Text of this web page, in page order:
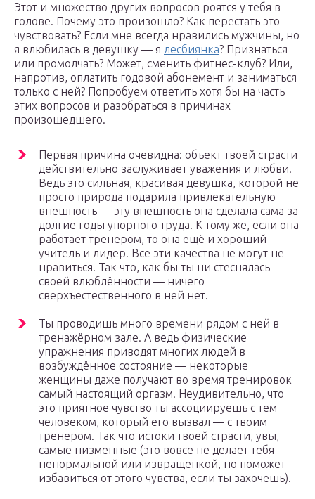
Этот и множество других вопросов роятся у тебя в
голове. Почему это произошло? Как перестать это
чувствовать? Если мне всегда нравились мужчины, но
я влюбилась в девушку — я лесбиянка? Признаться
или промолчать? Может, сменить фитнес-клуб? Или,
напротив, оплатить годовой абонемент и заниматься
только с ней? Попробуем ответить хотя бы на часть
этих вопросов и разобраться в причинах
произошедшего.
Первая причина очевидна: объект твоей страсти
действительно заслуживает уважения и любви.
Ведь это сильная, красивая девушка, которой не
просто природа подарила привлекательную
внешность — эту внешность она сделала сама за
долгие годы упорного труда. К тому же, если она
работает тренером, то она ещё и хороший
учитель и лидер. Все эти качества не могут не
нравиться. Так что, как бы ты ни стеснялась
своей влюблённости — ничего
сверхъестественного в ней нет.
Ты проводишь много времени рядом с ней в
тренажёрном зале. А ведь физические
упражнения приводят многих людей в
возбуждённое состояние — некоторые
женщины даже получают во время тренировок
самый настоящий оргазм. Неудивительно, что
это приятное чувство ты ассоциируешь с тем
человеком, который его вызвал — с твоим
тренером. Так что истоки твоей страсти, увы,
самые низменные (это вовсе не делает тебя
ненормальной или извращенкой, но поможет
избавиться от этого чувства, если ты захочешь).